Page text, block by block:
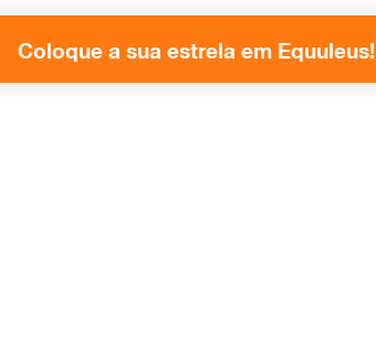
Coloque a sua estrela em Equuleus!